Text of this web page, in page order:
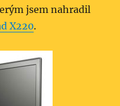
jsem nahradil
X220.